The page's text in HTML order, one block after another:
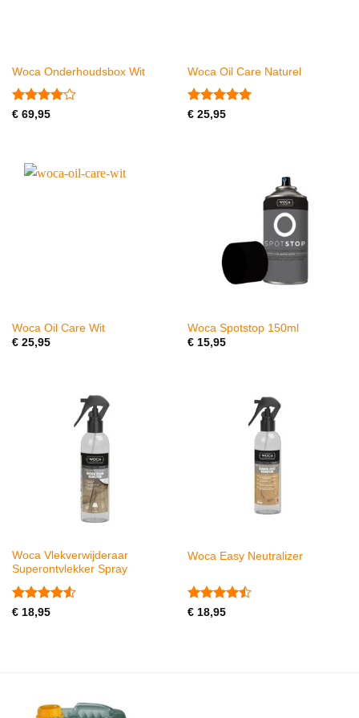
Woca Onderhoudsbox Wit
Gewaardeerd
€69,95
Woca Oil Care Naturel
Gewaardeerd
€25,95
Woca Oil Care Wit
€25,95
Woca Spotstop 150ml
€15,95
Woca Vlekverwijderaar
Superontvlekker Spray
Gewaardeerd
€18,95
Woca Easy Neutralizer
Gewaardeerd
€18,95